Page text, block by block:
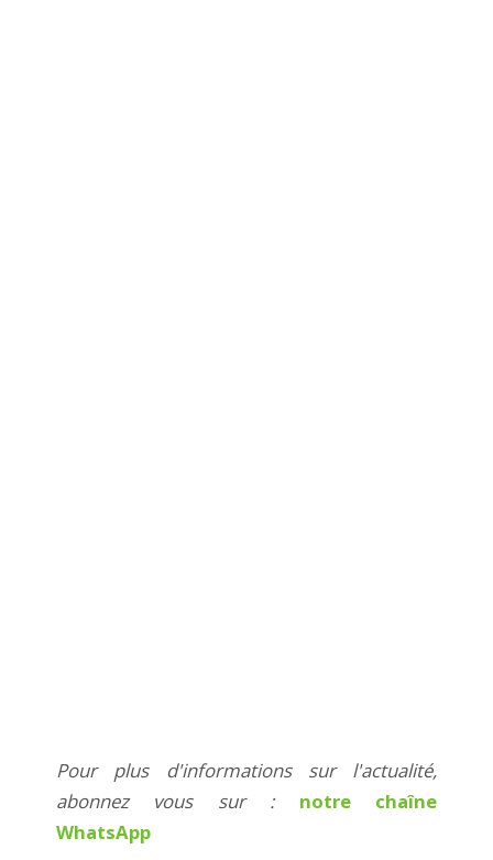
Pour plus d'informations sur l'actualité,
abonnez vous sur : notre chaîne
WhatsApp